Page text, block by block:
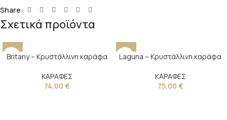
Share:
Σχετικά προϊόντα
Britany – Κρυστάλλινη καράφα
ΚΑΡΑΦΕΣ
74,00 €
Laguna – Κρυστάλλινη καράφα
ΚΑΡΑΦΕΣ
75,00 €